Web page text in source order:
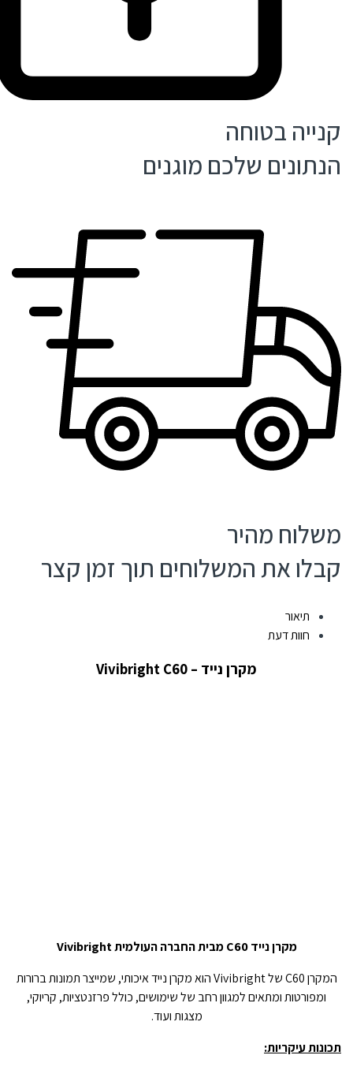
קנייה בטוחה
הנתונים שלכם מוגנים
משלוח מהיר
קבלו את המשלוחים תוך זמן קצר
תיאור
חוות דעת
מקרן נייד – Vivibright C60
מקרן נייד C60 מבית החברה העולמית Vivibright
המקרן C60 של Vivibright הוא מקרן נייד איכותי, שמייצר תמונות ברורות
ומפורטות ומתאים למגוון רחב של שימושים, כולל פרזנטציות, קריוקי,
מצגות ועוד.
תכונות עיקריות: